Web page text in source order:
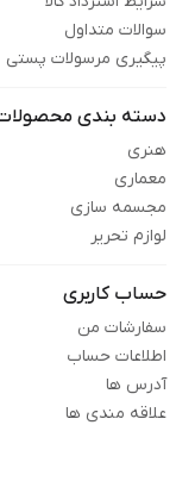
سوالات متداول
پیگیری مرسولات پستی
دسته بندی
هنری
معماری
مجسمه سازی
لوازم تحریر
حساب کاربری
سفارشات من
اطلاعات حساب
آدرس ها
علاقه مندی ها